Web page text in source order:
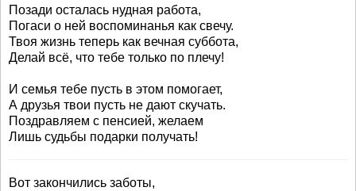
Позади осталась нудная работа,
Погаси о ней воспоминанья как свечу.
Твоя жизнь теперь как вечная суббота,
Делай всё, что тебе только по плечу!
И семья тебе пусть в этом помогает,
А друзья твои пусть не дают скучать.
Поздравляем с пенсией, желаем
Лишь судьбы подарки получать!
Вот закончились заботы,